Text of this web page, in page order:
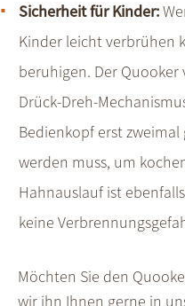
Sicherheit für Kinder:
Kinder leicht verbrühen
beruhigen. Der
Drück-Dreh-
Bedienkopf erst
werden muss, um
Hahnauslauf ist
keine
Möchten Sie den
wir ihn Ihnen gerne in